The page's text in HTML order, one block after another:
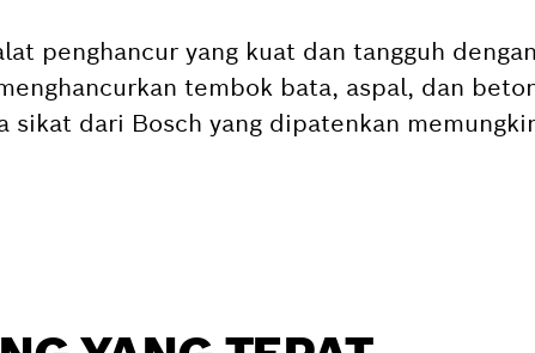
penghancur yang kuat dan tangguh
tembok bata, aspal, dan
dari Bosch yang dipatenkan